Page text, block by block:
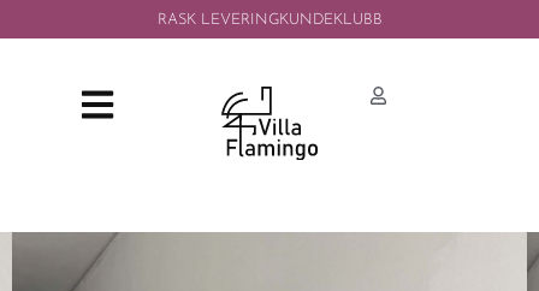
RASK LEVERINGKUNDEKLUBB